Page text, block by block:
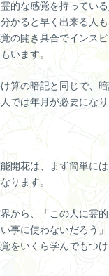
的な感覚を持ってい
かると早く出来る人
の開き具合でインス
います。
算の暗記と同じで、
では年月が必要になり
開花は、まず簡単に
ります。
から、「この人に霊
事に使わないだろう
をいくら学んでもつけ